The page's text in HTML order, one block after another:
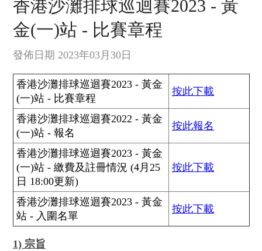
香港沙灘排球巡迴賽2023 - 黃
金(一)站 - 比賽章程
發佈日期 2023年03月30日
香港沙灘排球巡迴賽2023 - 黃金
(一)站 - 比賽章程
按此下載
香港沙灘排球巡迴賽2022 - 黃金
(一)站 - 報名
按此報名
香港沙灘排球巡迴賽2023 - 黃金
(一)站 - 繳費及註冊情況 (4月25
日 18:00更新)
按此下載
香港沙灘排球巡迴賽2023 - 黃金
站 - 入圍名單
按此下載
1) 宗旨